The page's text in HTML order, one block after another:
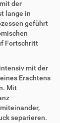
der
lange in
geführt
Fortschritt
mit der
Erachtens
Mit
separieren.